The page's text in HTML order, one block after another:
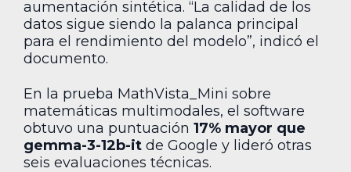
aumentación sintética. “La calidad de los
datos sigue siendo la palanca principal
para el rendimiento del modelo”, indicó el
documento.
En la prueba MathVista_Mini sobre
matemáticas multimodales, el software
obtuvo una puntuación 17% mayor que
gemma-3-12b-it de Google y lideró otras
seis evaluaciones técnicas.